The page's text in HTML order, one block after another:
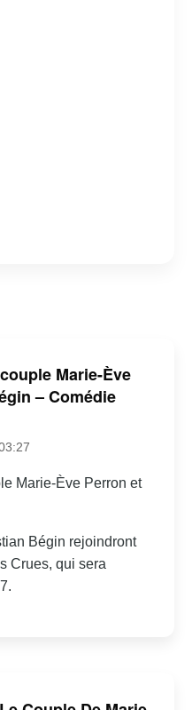
Marie-Ève
– Comédie
Marie-Ève Perron et
Bégin rejoindront
Crues, qui sera